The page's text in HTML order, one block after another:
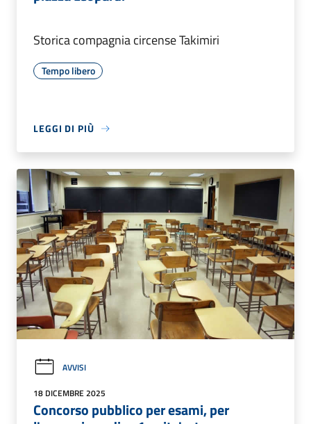
Storica compagnia circense Takimiri
Tempo libero
LEGGI DI PIÙ
AVVISI
18 DICEMBRE 2025
Concorso pubblico per esami, per